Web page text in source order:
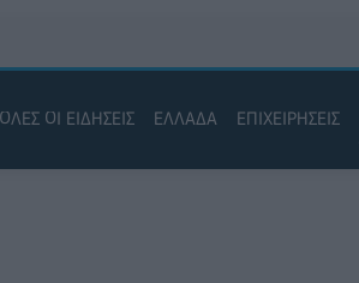
ΟΛΕΣ ΟΙ ΕΙΔΗΣΕΙΣ ΕΛΛΑΔΑ ΕΠΙΧΕΙΡΗΣΕΙΣ